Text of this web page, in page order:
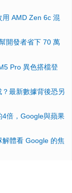
用 AMD Zen 6c 混
開發者省下 70 萬
Pro 異色搭檔登
最新數據背後恐另
4倍，Google與蘋果
體看 Google 的焦